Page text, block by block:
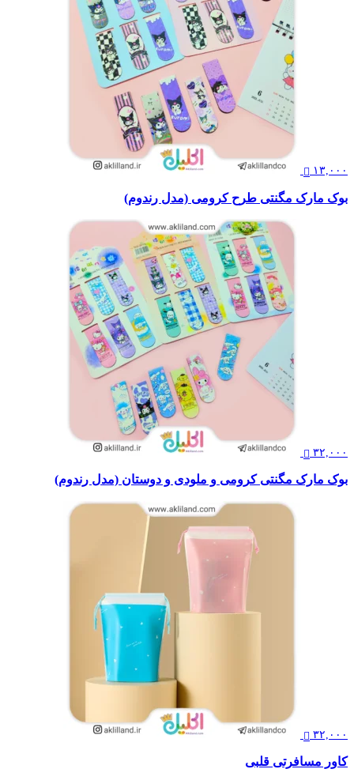
۱۳,۰۰۰
بوک مارک مگنتی طرح کرومی (مدل رندوم)
۳۲,۰۰۰
بوک مارک مگنتی کرومی و ملودی و دوستان (مدل رندوم)
۳۲,۰۰۰
کاور مسافرتی قلبی